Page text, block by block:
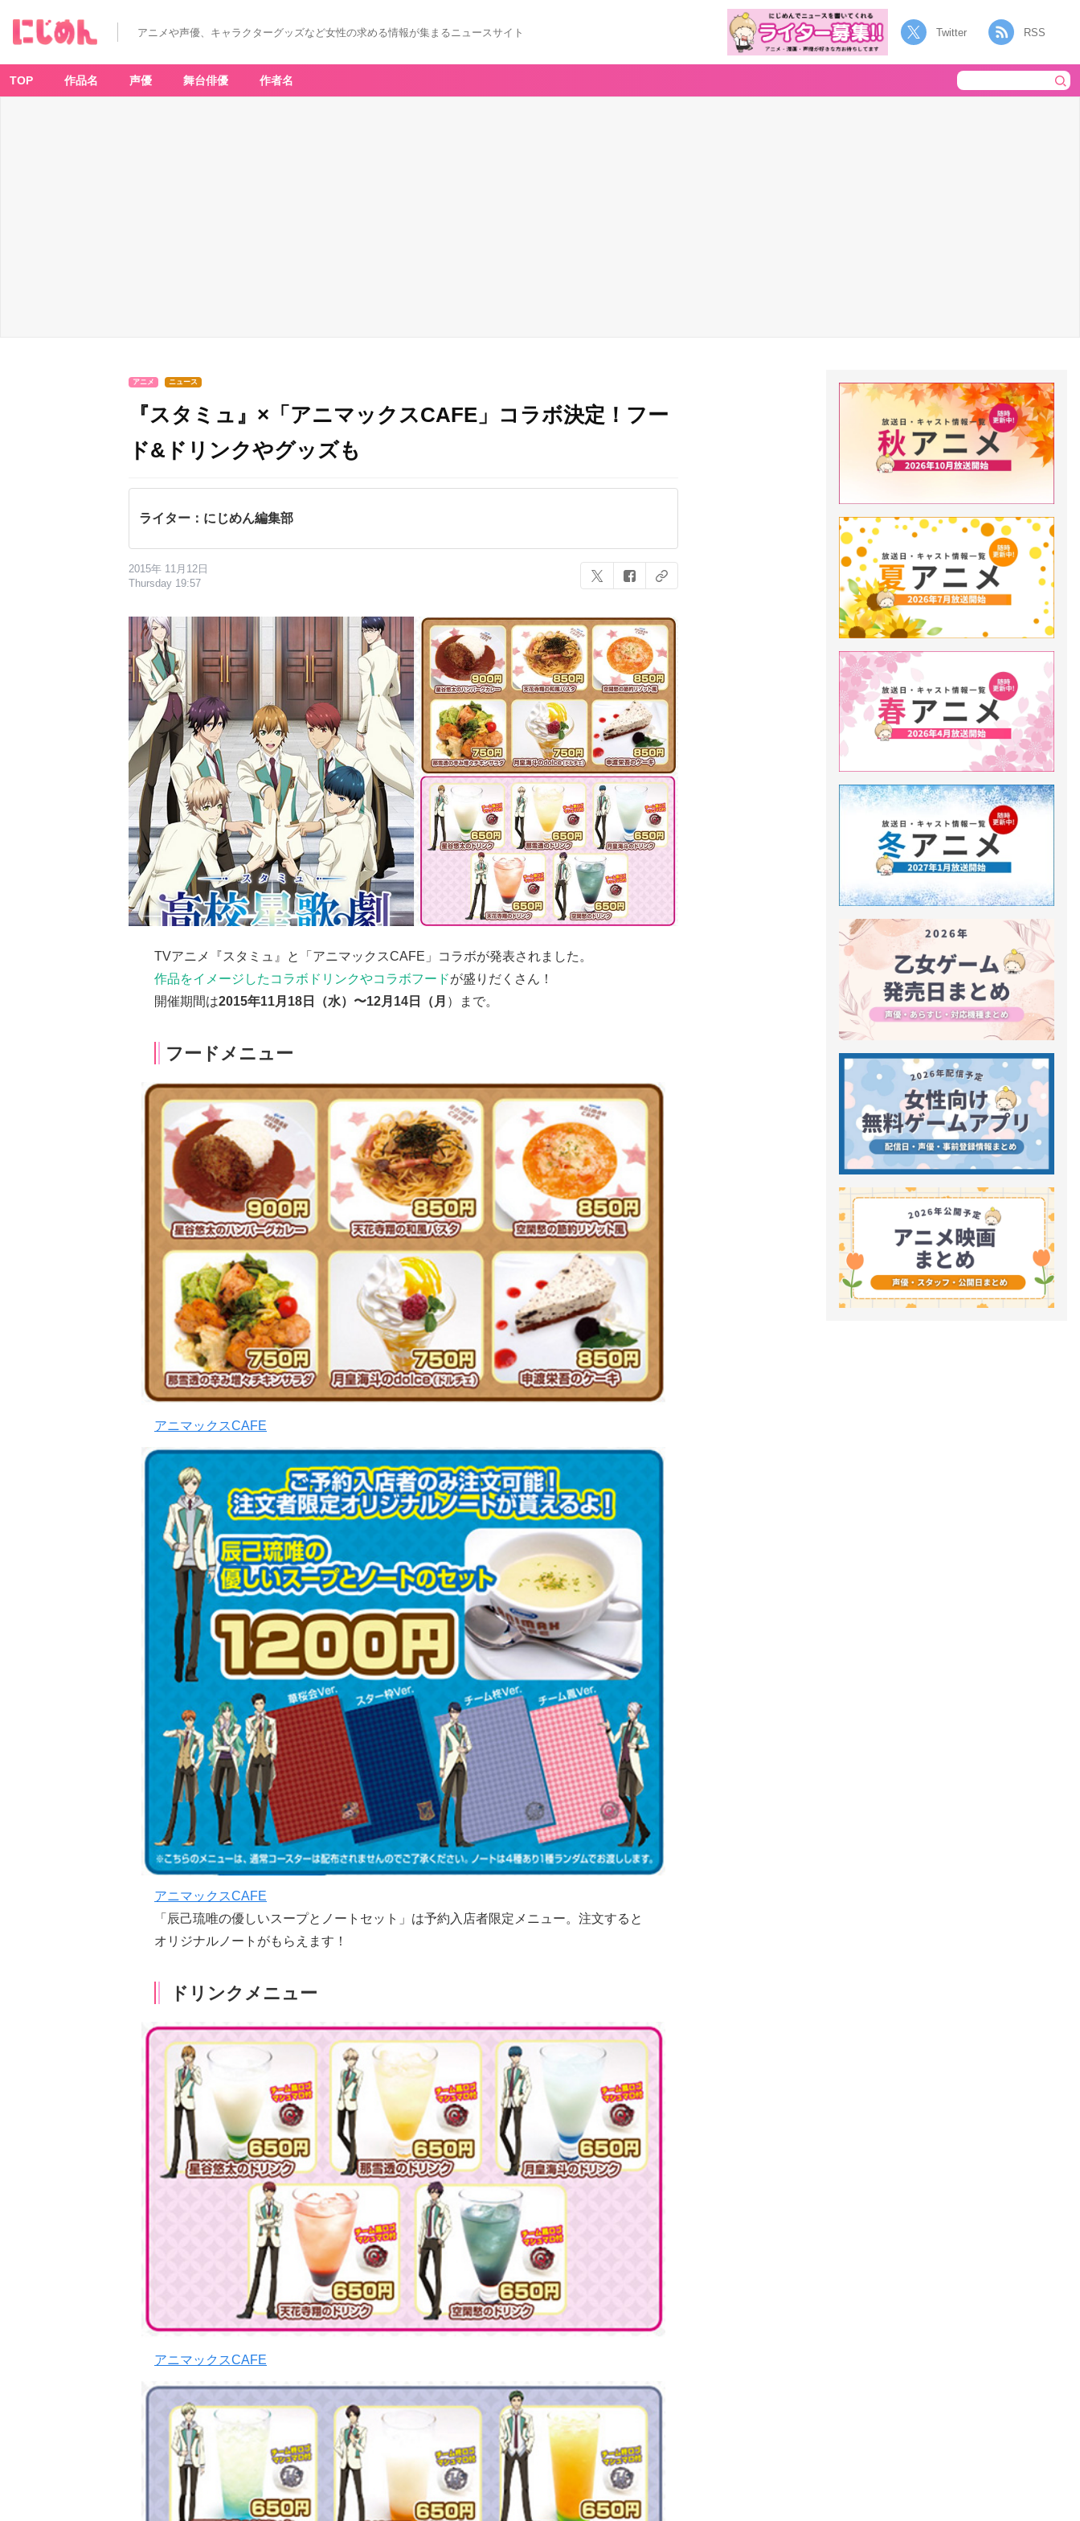
アニメや声優、キャラクターグッズなど女性の求める情報が集まるニュースサイト Twitter RSS
TOP 作品名 声優 舞台俳優 作者名
アニメ ニュース
『スタミュ』×「アニマックスCAFE」コラボ決定！フー
ド&ドリンクやグッズも
ライター：にじめん編集部
2015年 11月12日
Thursday 19:57
TVアニメ『スタミュ』と「アニマックスCAFE」コラボが発表されました。
作品をイメージしたコラボドリンクやコラボフードが盛りだくさん！
開催期間は2015年11月18日（水）〜12月14日（月 ）まで。
フードメニュー
アニマックスCAFE
アニマックスCAFE
「辰己琉唯の優しいスープとノートセット」は予約入店者限定メニュー。注文すると
オリジナルノートがもらえます！
ドリンクメニュー
アニマックスCAFE